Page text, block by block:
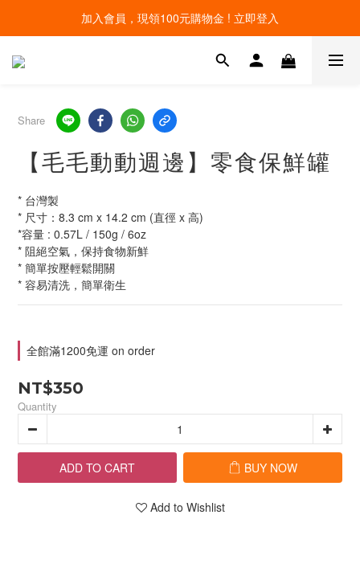
線上寵物展開跑 限時優惠中
加入會員，現領100元購物金 ! 立即登入
線上寵物展開跑 限時優惠中
Share
【毛毛動動週邊】零食保鮮罐
* 台灣製
* 尺寸：8.3 cm x 14.2 cm (直徑 x 高)
*容量 : 0.57L / 150g / 6oz
* 阻絕空氣，保持食物新鮮
* 簡單按壓輕鬆開關
* 容易清洗，簡單衛生
全館滿1200免運 on order
NT$350
Quantity
ADD TO CART BUY NOW
Add to Wishlist